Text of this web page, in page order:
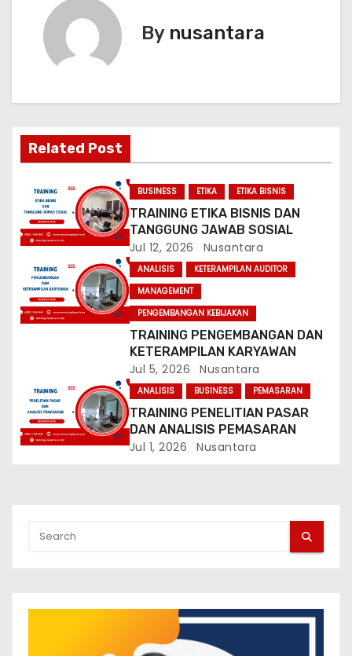
a
v
g
a
t
i
By nusantara
Related Post
BUSINESS ETIKA ETIKA BISNIS
TRAINING ETIKA BISNIS DAN
TANGGUNG JAWAB SOSIAL
Jul 12, 2026 Nusantara
ANALISIS
KETERAMPILAN AUDITOR
MANAGEMENT
PENGEMBANGAN KEBIJAKAN
TRAINING PENGEMBANGAN DAN
KETERAMPILAN KARYAWAN
Jul 5, 2026 Nusantara
ANALISIS BUSINESS PEMASARAN
TRAINING PENELITIAN PASAR
DAN ANALISIS PEMASARAN
Jul 1, 2026 Nusantara